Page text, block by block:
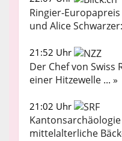
Ringier-
und Alice
21:52 Uhr
Der Chef von Swiss
einer Hitzewelle ... »
21:02 Uhr
mittelalterliche